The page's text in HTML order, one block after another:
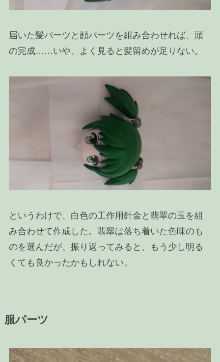
届いた髪パーツと顔パーツを組み合わせれば、頭
の完成……いや、よく見ると髪留めが足りない。
というわけで、白色の工作用針金と翡翠の玉を組
み合わせて作成した。翡翠は落ち着いた色味のも
のを選んだが、振り返ってみると、もう少し明る
くても良かったかもしれない。
服パーツ